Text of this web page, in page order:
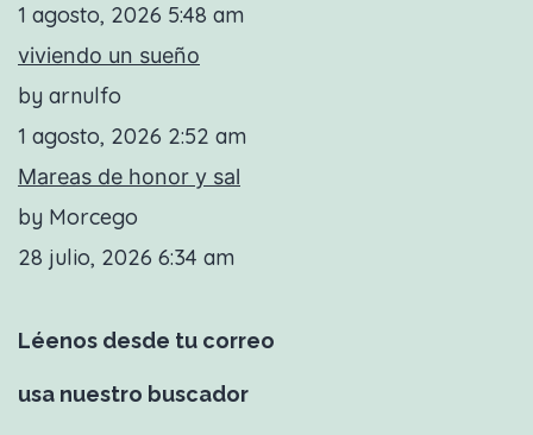
1 agosto, 2026 5:48 am
viviendo un sueño
by arnulfo
1 agosto, 2026 2:52 am
Mareas de honor y sal
by Morcego
28 julio, 2026 6:34 am
Léenos desde tu correo
usa nuestro buscador